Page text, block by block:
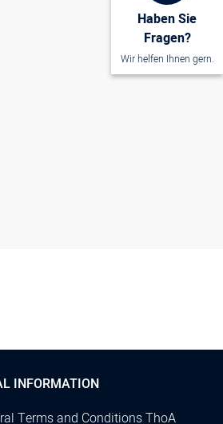
Haben Sie
Fragen?
Wir helfen Ihnen gern.
INFORMATION
Terms and Conditions ThoA